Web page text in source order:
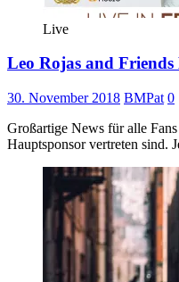
Live
Leo Rojas and
30. November 2018 BMPat 0
Großartige News für alle
Hauptsponsor vertreten sind.